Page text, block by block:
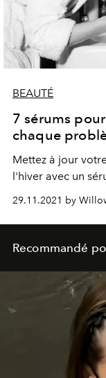
BEAUTÉ
7 sérums
chaque
Mettez à jour
l'hiver avec un
29.11.2021 by
Recommandé